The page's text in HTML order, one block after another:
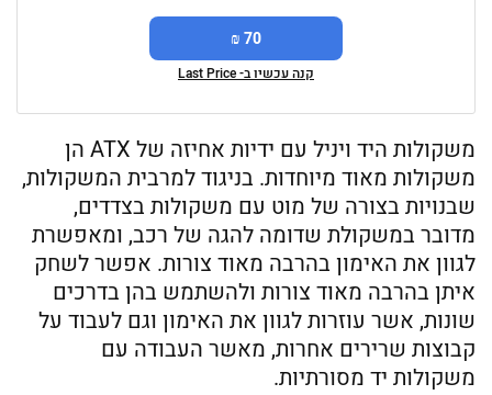
70 ₪
קנה עכשיו ב- Last Price
משקולות היד ויניל עם ידיות אחיזה של ATX הן
משקולות מאוד מיוחדות. בניגוד למרבית המשקולות,
שבנויות בצורה של מוט עם משקולות בצדדים,
מדובר במשקולת שדומה להגה של רכב, ומאפשרת
לגוון את האימון בהרבה מאוד צורות. אפשר לשחק
איתן בהרבה מאוד צורות ולהשתמש בהן בדרכים
שונות, אשר עוזרות לגוון את האימון וגם לעבוד על
קבוצות שרירים אחרות, מאשר העבודה עם
משקולות יד מסורתיות.